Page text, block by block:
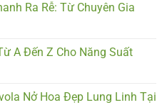
Ra Rễ: Từ Chuyên Gia
A Đến Z Cho Năng Suất
Nở Hoa Đẹp Lung Linh Tại